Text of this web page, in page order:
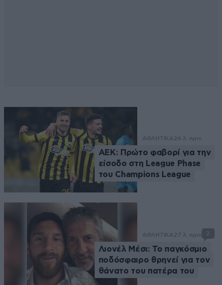
ΑΘΛΗΤΙΚΑ 26 λ. πριν
ΑΕΚ: Πρώτο φαβορί για την
είσοδο στη League Phase
του Champions League
ΑΘΛΗΤΙΚΑ27 λ. πριν 2
Λιονέλ Μέσι: Το παγκόσμιο
ποδόσφαιρο θρηνεί για τον
θάνατο του πατέρα του